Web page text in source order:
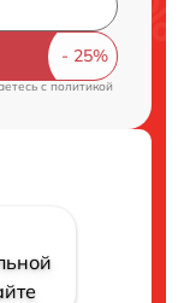
cполитикой